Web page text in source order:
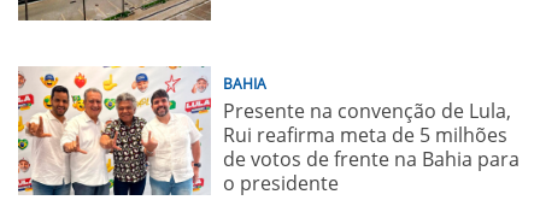
BAHIA
Presente na convenção de Lula,
Rui reafirma meta de 5 milhões
de votos de frente na Bahia para
o presidente